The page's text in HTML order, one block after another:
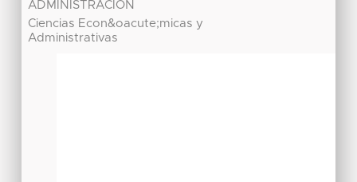
ADMINISTRACIÓN
Ciencias Econ&oacute;micas y
Administrativas